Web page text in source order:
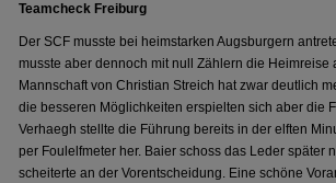
Teamcheck Freiburg
Der SCF musste bei heimstarken Augsburgern
musste aber dennoch mit null Zählern die Heimreise
Mannschaft von Christian Streich hat zwar deutlich
die besseren Möglichkeiten erspielten sich aber die
Verhaegh stellte die Führung bereits in der elften
per Foulelfmeter her. Baier schoss das Leder später
scheiterte an der Vorentscheidung. Eine schöne